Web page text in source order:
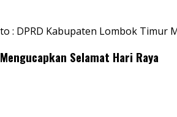
: DPRD Kabupaten Lombok Timur
Selamat Hari Raya